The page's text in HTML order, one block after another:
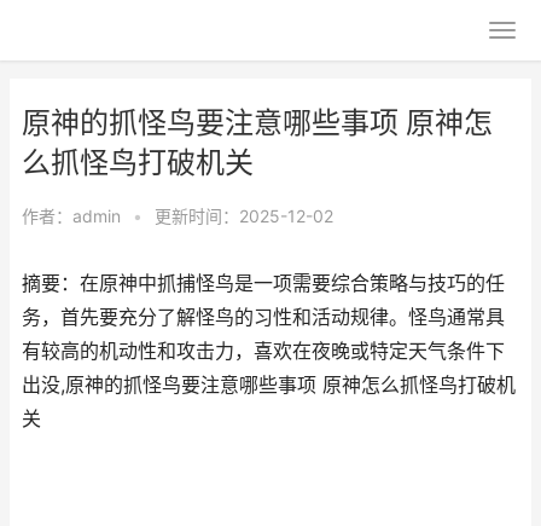
原神的抓怪鸟要注意哪些事项 原神怎
么抓怪鸟打破机关
作者： admin • 更新时间：2025-12-02
摘要：在原神中抓捕怪鸟是一项需要综合策略与技巧的任
务，首先要充分了解怪鸟的习性和活动规律。怪鸟通常具
有较高的机动性和攻击力，喜欢在夜晚或特定天气条件下
出没,原神的抓怪鸟要注意哪些事项 原神怎么抓怪鸟打破机
关